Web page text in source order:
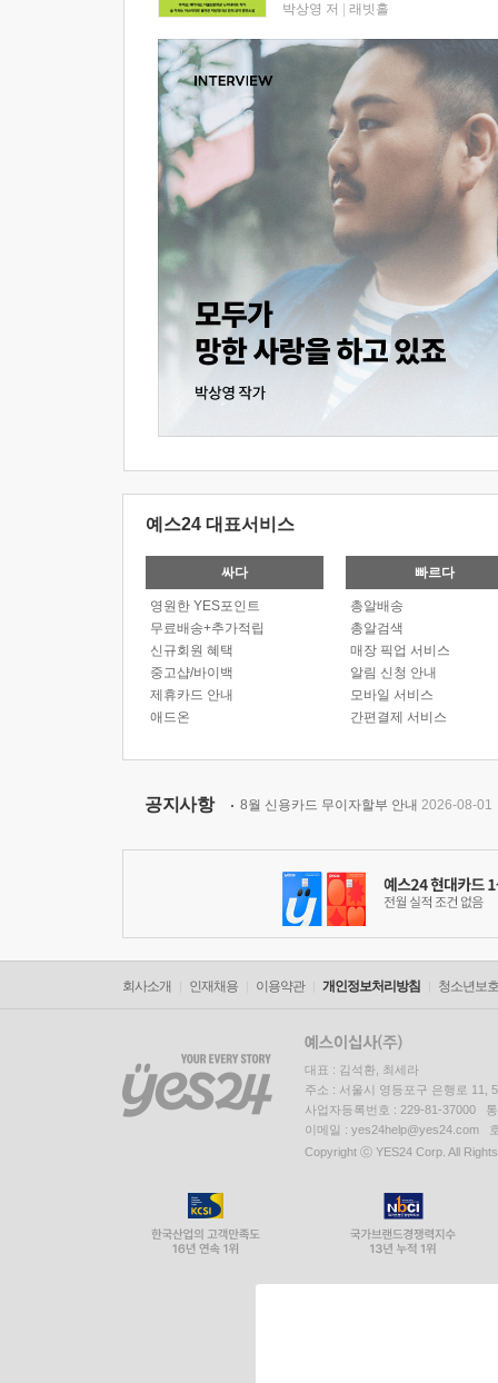
박상영 저 래빗홀
예스24 대표서비스
싸다
영원한 YES포인트
무료배송+추가적립
신규회원 혜택
중고샵/바이백
제휴카드 안내
애드온
빠르다
총알배송
총알검색
매장 픽업 서비스
알림 신청 안내
모바일 서비스
간편결제 서비스
공지사항 8월 신용카드 무이자할부 안내 2026-08-01
회사소개 인재채용 이용약관 개인정보처리방침 청소년보
대표 : 김석환, 최세라
주소 : 서울시 영등포구 은행로 11,
사업자등록번호 : 229-81-37000
이메일 : yes24help@yes24.com
Copyright ⓒ YES24 Corp. All